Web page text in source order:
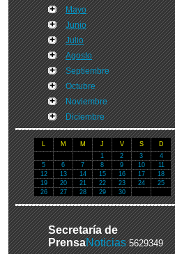
Mayo
Junio
Julio
Agosto
Septiembre
Octubre
Noviembre
Diciembre
L M M J V S
D
1
2 3
4
5
6 7 8 9 10
11
12
13 14 15 16 17
18
19
20 21 22 23 24
25
26
27 28 29 30
Secretaría de
PrensaNoticias 5629349